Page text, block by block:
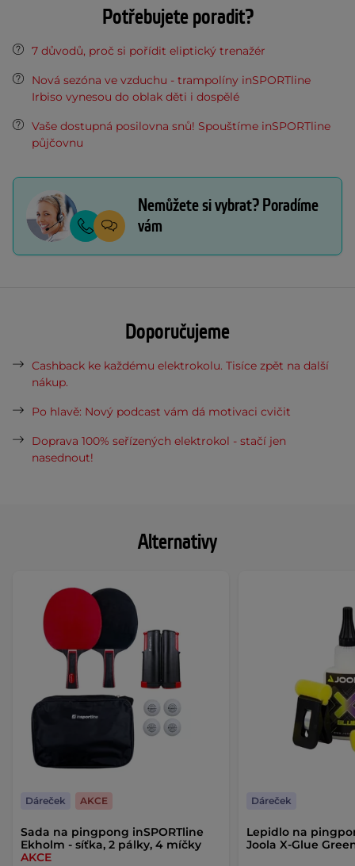
Alternativy
Sada na pingpong inSPORTline
Ekholm - síťka, 2 pálky, 4 míčky
AKCE
Dáreček AKCE
Lepidlo na
Joola X-Glue
Dáreček
Potřebujete poradit?
7 důvodů, proč si pořídit eliptický trenažér
Nová sezóna ve vzduchu - trampolíny inSPORTline
Irbiso vynesou do oblak děti i dospělé
Vaše dostupná posilovna snů! Spouštíme inSPORTline
půjčovnu
Nemůžete si vybrat? Poradíme
vám
Doporučujeme
Cashback ke každému elektrokolu. Tisíce zpět na další
nákup.
Po hlavě: Nový podcast vám dá motivaci cvičit
Doprava 100% seřízených elektrokol - stačí jen
nasednout!